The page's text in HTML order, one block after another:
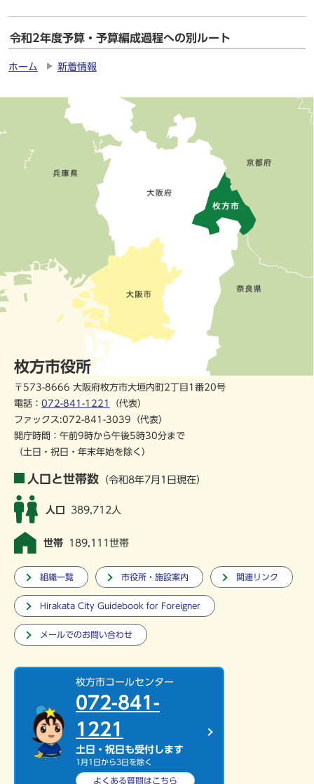
令和2年度予算・予算編成過程への別ルート
ホーム 新着情報
枚方市役所
〒573-8666 大阪府枚方市大垣内町2丁目1番20号
電話： 072-841-1221
（代表）
ファックス:072-841-3039（代表）
開庁時間：午前9時から午後5時30分まで
（土日・祝日・年末年始を除く）
人口と世帯数 （令和8年7月1日現在）
人口 389,712人
世帯 189,111世帯
組織一覧 市役所・施設案内 関連リンク
Hirakata City Guidebook for Foreigner
メールでのお問い合わせ
枚方市コールセンター
072-841-
1221
土日・祝日も受付します
1月1日から3日を除く
よくある質問はこちら